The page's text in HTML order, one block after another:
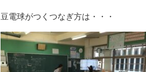
豆電球がつくつなぎ方は・・・